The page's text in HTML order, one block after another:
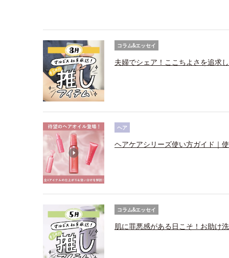
コラム&エッセイ
夫婦でシェア！ここちよさを追求
ヘア
ヘアケアシリーズ使い方ガイド｜
コラム&エッセイ
肌に罪悪感がある日こそ！お助け